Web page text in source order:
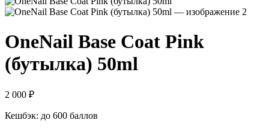
OneNail Base Coat Pink
(бутылка) 50ml
2 000 ₽
Кешбэк: до 600 баллов